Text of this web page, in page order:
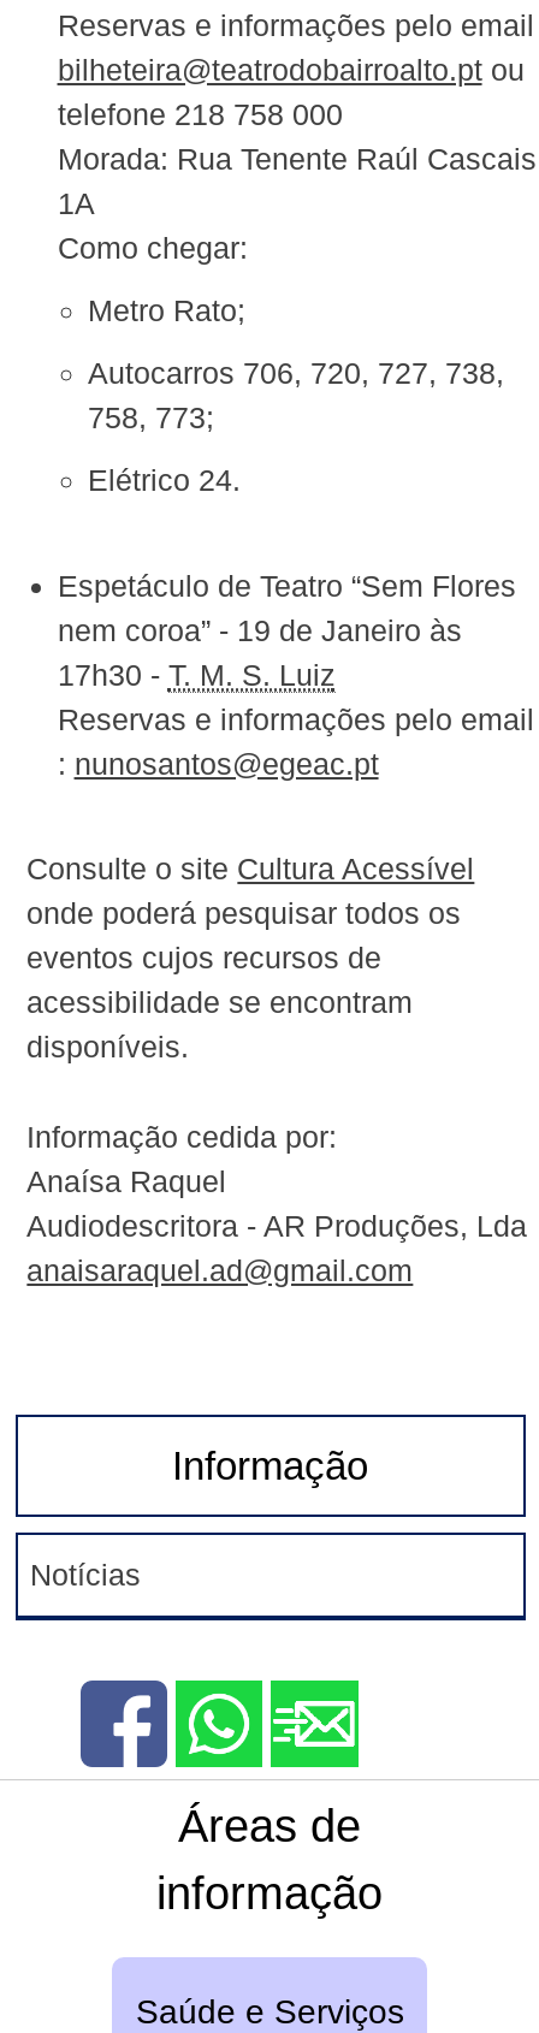
Reservas e informações pelo email
bilheteira@teatrodobairroalto.ptou
telefone 218 758 000
Morada: Rua Tenente Raúl Cascais
1A
Como chegar:
Metro Rato;
Autocarros 706, 720, 727, 738,
758, 773;
Elétrico 24.
Espetáculo de Teatro “Sem Flores
nem coroa” - 19 de Janeiro às
17h30 - T. M. S. Luiz
Reservas e informações pelo email
: nunosantos@egeac.pt
Consulte o site Cultura Acessível
onde poderá pesquisar todos os
eventos cujos recursos de
acessibilidade se encontram
disponíveis.
Informação cedida por:
Anaísa Raquel
Audiodescritora - AR Produções, Lda
anaisaraquel.ad@gmail.com
Informação
Notícias
Áreas de
informação
Saúde e Serviços